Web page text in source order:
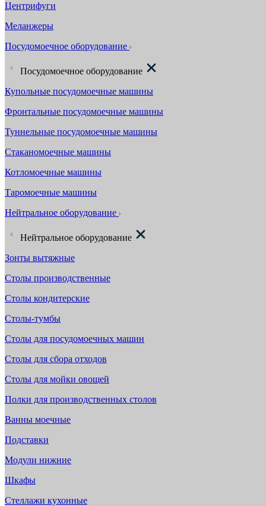
Центрифуги
Меланжеры
Посудомоечное оборудование
Посудомоечное оборудование
Купольные посудомоечные машины
Фронтальные посудомоечные машины
Туннельные посудомоечные машины
Стаканомоечные машины
Котломоечные машины
Таромоечные машины
Нейтральное оборудование
Нейтральное оборудование
Зонты вытяжные
Столы производственные
Столы кондитерские
Столы-тумбы
Столы для посудомоечных машин
Столы для сбора отходов
Столы для мойки овощей
Полки для производственных столов
Ванны моечные
Подставки
Модули нижние
Шкафы
Стеллажи кухонные